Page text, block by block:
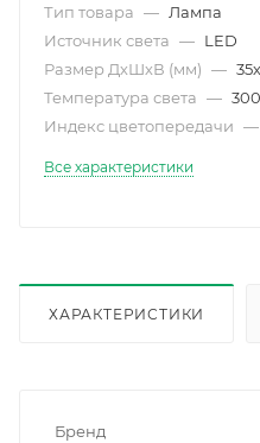
Тип товара — Лампа
Источник света — LED
Размер ДхШхВ (мм) —
Температура света —
Индекс цветопередачи —
Все характеристики
ХАРАКТЕРИСТИКИ
Бренд